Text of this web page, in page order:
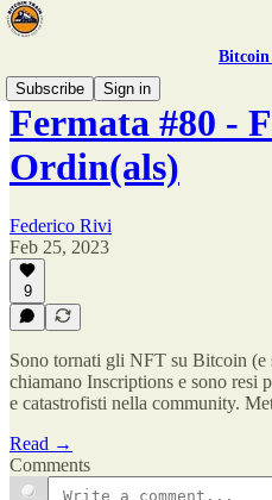
Subscribe
Sign in
Fermata #80 -
Ordin(als)
Federico Rivi
Feb 25, 2023
9
Sono tornati gli NFT su Bitcoin (e
chiamano Inscriptions e sono resi
e catastrofisti nella community.
Read →
Comments